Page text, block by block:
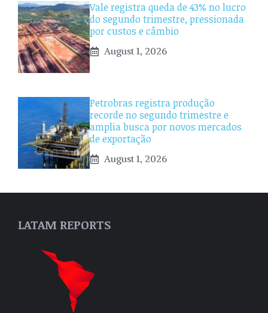
Vale registra queda de 43% no lucro
do segundo trimestre, pressionada
por custos e câmbio
August 1, 2026
Petrobras registra produção
recorde no segundo trimestre e
amplia busca por novos mercados
de exportação
August 1, 2026
LATAM REPORTS